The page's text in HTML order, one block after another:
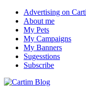
Advertising on
About me
My Pets
My Campaigns
My Banners
Sugesstions
Subscribe